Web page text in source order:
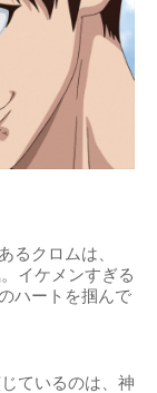
るクロムは、
イケメンすぎる
ハートを掴んで
ているのは、神